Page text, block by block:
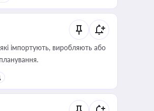
імпортують, виробляють або